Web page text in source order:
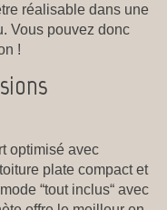
réalisable dans une
Vous pouvez donc
!
optimisé avec
plate compact et
“tout inclus“ avec